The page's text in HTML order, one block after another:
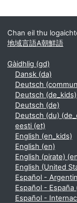
Blocaichean
Chan eil thu
地域言語A朝鮮語
Gàidhlig ‎(gd)‎
Dansk ‎(da)‎
Deutsch
Deutsch ‎(de_kids)‎
Deutsch ‎(de)‎
Deutsch (du)
eesti ‎(et)‎
English ‎(en_kids)‎
English ‎(en)‎
English (pirate)
English (United
Español -
Español - España
Español -